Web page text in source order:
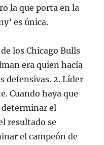
la que porta en la
es única.
los Chicago Bulls
era quien hacía
defensivas. 2. Líder
Cuando haya que
determinar el
resultado se
el campeón de